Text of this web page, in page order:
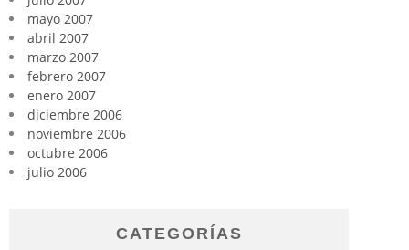
mayo 2007
abril 2007
marzo 2007
febrero 2007
enero 2007
diciembre 2006
noviembre 2006
octubre 2006
julio 2006
CATEGORÍAS